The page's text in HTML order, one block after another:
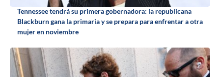
Tennessee tendrá su primera gobernadora: la republicana
Blackburn gana la primaria y se prepara para enfrentar a otra
mujer en noviembre